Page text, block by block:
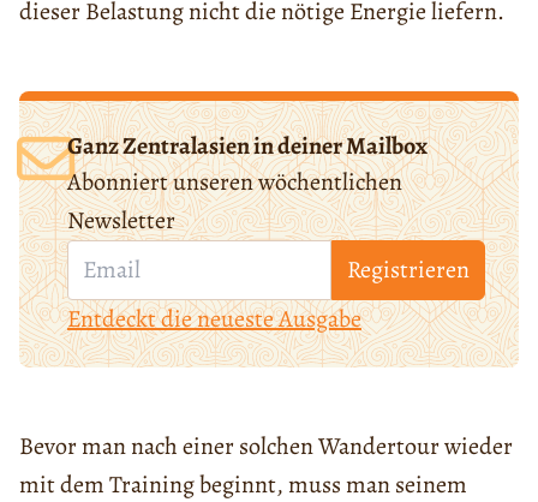
dieser Belastung nicht die nötige Energie liefern.
Ganz Zentralasien in deiner Mailbox
Abonniert unseren wöchentlichen
Newsletter
Registrieren
Entdeckt die neueste Ausgabe
Bevor man nach einer solchen Wandertour wieder
mit dem Training beginnt, muss man seinem